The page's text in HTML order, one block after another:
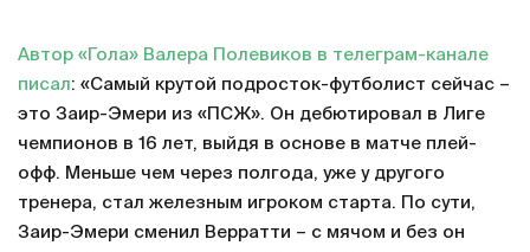
Автор «Гола» Валера Полевиков в телеграм-канале
писал: «Самый крутой подросток-футболист сейчас –
это Заир-Эмери из «ПСЖ». Он дебютировал в Лиге
чемпионов в 16 лет, выйдя в основе в матче плей-
офф. Меньше чем через полгода, уже у другого
тренера, стал железным игроком старта. По сути,
Заир-Эмери сменил Верратти – с мячом и без он